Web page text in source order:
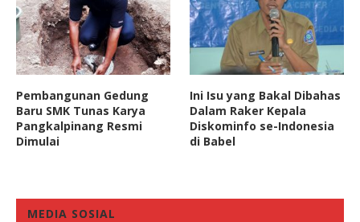
Pembangunan Gedung
Baru SMK Tunas Karya
Pangkalpinang Resmi
Dimulai
Ini Isu yang Bakal Dibahas
Dalam Raker Kepala
Diskominfo se-Indonesia
di Babel
MEDIA SOSIAL